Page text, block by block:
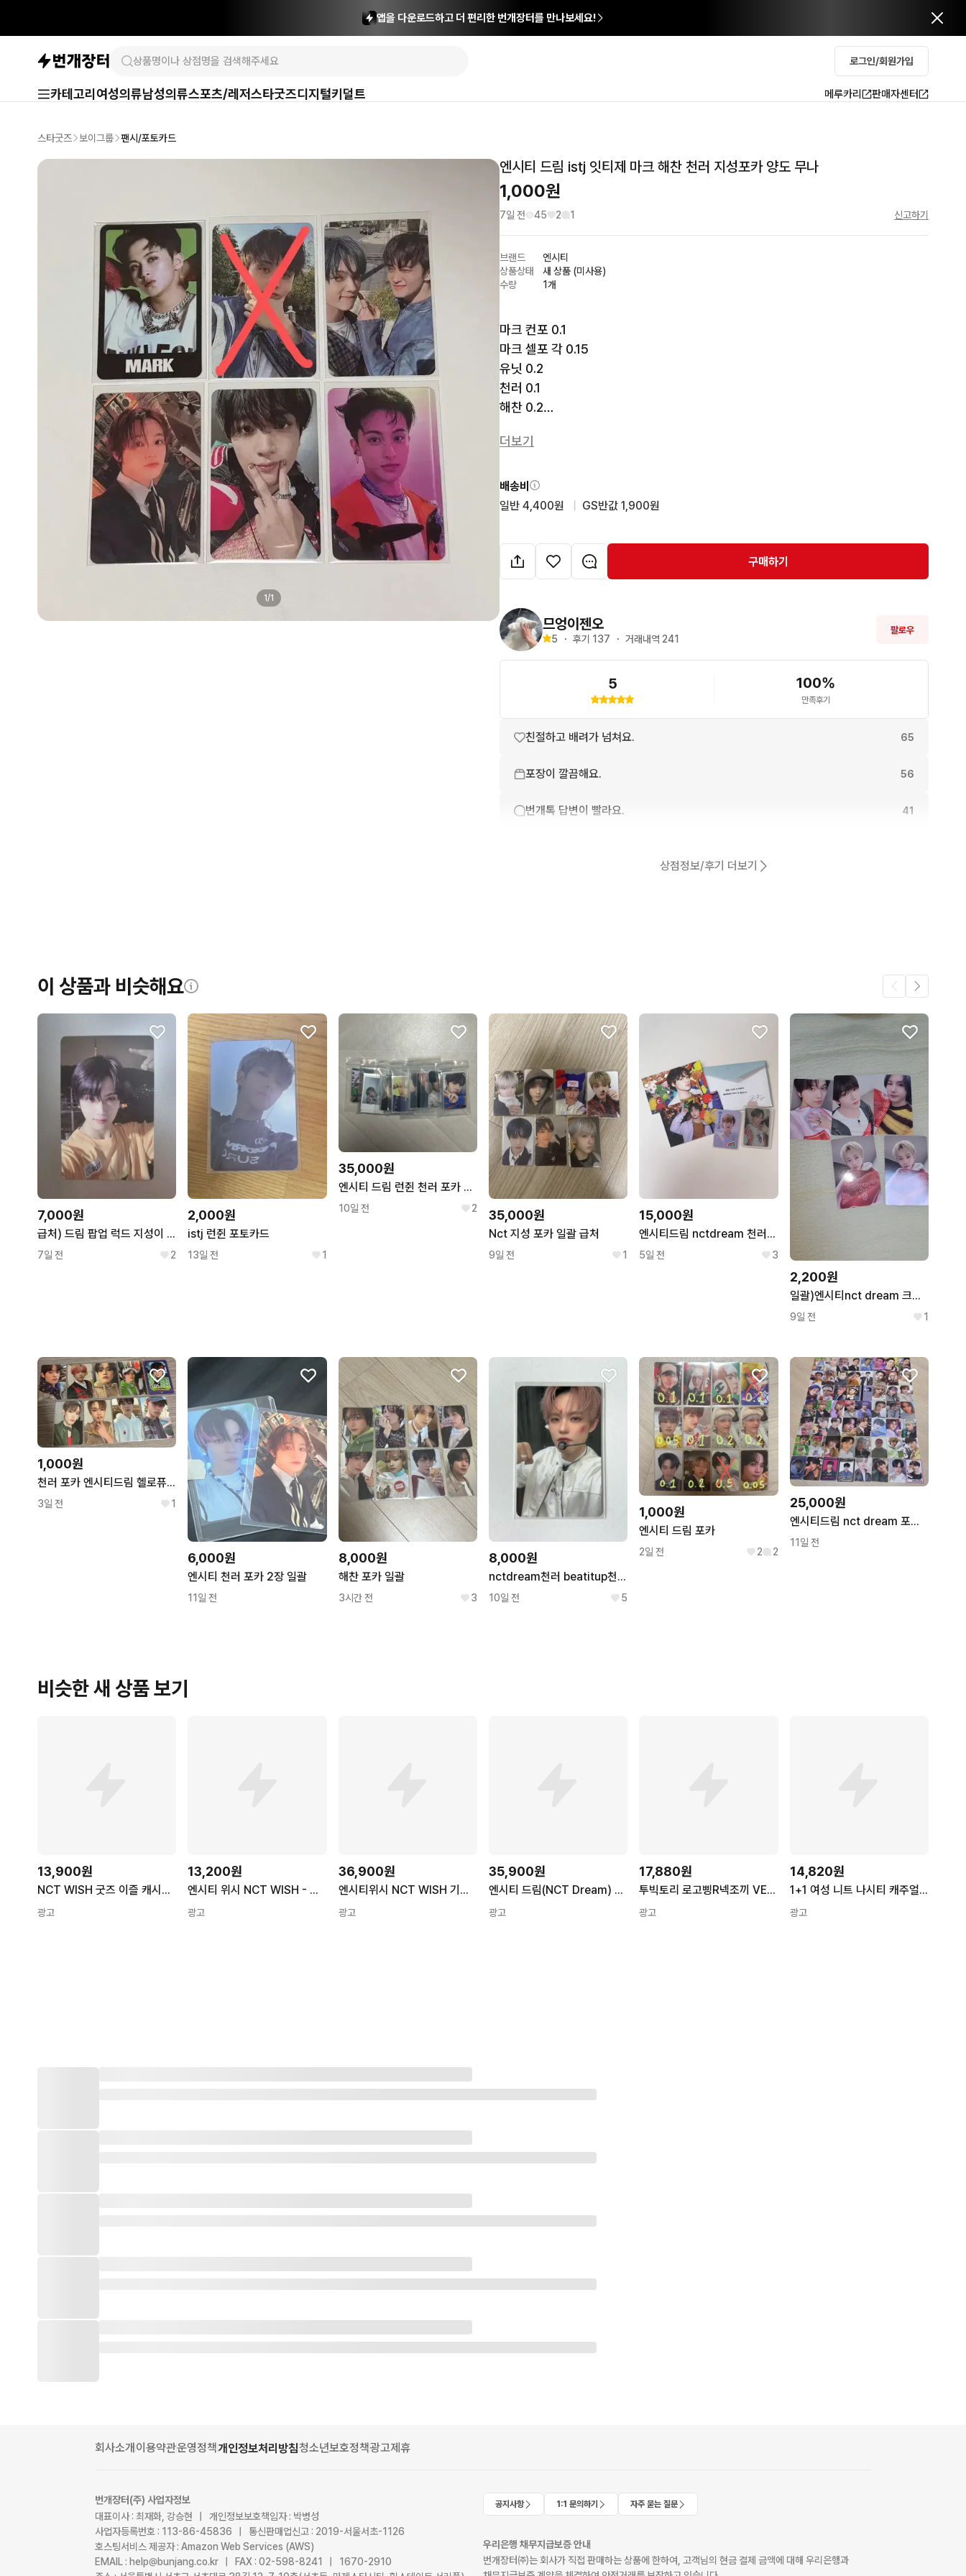
앱을 다운로드하고 더 편리한 번개장터를 만나보세요!
로그인/회원가입
카테고리 여성의류남성의류스포츠/레저스타굿즈디지털키덜트 메루카리 판매자센터
스타굿즈 보이그룹 팬시/포토카드
1/1
엔시티 드림 istj 잇티제 마크 해찬 천러 지성포카 양도 무나
1,000원
7일 전 45 2 1 신고하기
브랜드
엔시티
상품상태
새 상품 (미사용)
수량
1개
마크 컨포 0.1
마크 셀포 각 0.15
유닛 0.2
천러 0.1
해찬 0.2
덤 드려요!
반택 이용📦
더보기
배송비
일반 4,400원
GS반값 1,900원
구매하기
므엉이젠오
5 ・ 후기 137 ・ 거래내역 241
팔로우
5 100%
만족후기
친절하고 배려가 넘쳐요. 65
포장이 깔끔해요. 56
번개톡 답변이 빨라요. 41
꼭 필요한 문의만 해요. 1
상점정보/후기 더보기
이 상품과 비슷해요
7,000원
급처) 드림 팝업 럭드 지성이 포카
7일 전 2
2,000원
istj 런쥔 포토카드
13일 전 1
35,000원
엔시티 드림 런쥔 천러 포카 일괄
10일 전 2 35,000원
Nct 지성 포카 일괄 급처
9일 전 1
15,000원
엔시티드림 nctdream 천러 중국 교통카드 포카 포토카드
5일 전 3
2,200원
일괄)엔시티nct dream 크리스마스 트레카 포카 해찬 지성 런쥔 천러
9일 전 1
1,000원
천러 포카 엔시티드림 헬로퓨처 캔디 드림스케이프 istj
3일 전 1
6,000원
엔시티 천러 포카 2장 일괄
11일 전
8,000원
해찬 포카 일괄
3시간 전 3
8,000원
nctdream천러 beatitup천러 천러포카 빗잇업미공포천러
10일 전 5
1,000원
엔시티 드림 포카
2일 전 2 2
25,000원
엔시티드림 nct dream 포카 일괄
11일 전
비슷한 새 상품 보기
13,900원
NCT WISH 굿즈 이즐 캐시비 교통카드 캐릭터카드 (한정판), 1개
광고
13,200원
엔시티 위시 NCT WISH - 미니 1집 Steady [QR Ver] 스마트앨범
광고
36,900원
엔시티위시 NCT WISH 기획팩 교통카드 세트 (퐁신왕젤리 + 백팩키링 + 캐시비 위글), 1개
광고
35,900원
엔시티 드림(NCT Dream) - The First(1st Sinigle Album)
광고
17,880원
투빅토리 로고삥R넥조끼 VEST 여성골프웨어
광고
14,820원
1+1 여성 니트 나시티 캐주얼 봄 여름 민소매 상의 루즈핏 빅사이즈 냉장고 브이넥 니트 나시 티셔츠 CY
광고
회사소개이용약관운영정책개인정보처리방침청소년보호정책광고제휴
번개장터(주) 사업자정보
대표이사 : 최재화, 강승현 | 개인정보보호책임자 : 박병성
사업자등록번호 : 113-86-45836 | 통신판매업신고 : 2019-서울서초-1126
호스팅서비스 제공자 : Amazon Web Services (AWS)
EMAIL : help@bunjang.co.kr | FAX : 02-598-8241 | 1670-2910
공지사항 1:1 문의하기 자주 묻는 질문
우리은행 채무지급보증 안내
번개장터㈜는 회사가 직접 판매하는 상품에 한하여, 고객님의 현금 결제 금액에 대해 우리은행과